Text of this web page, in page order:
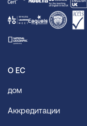
О ЕС
дом
Аккредитации